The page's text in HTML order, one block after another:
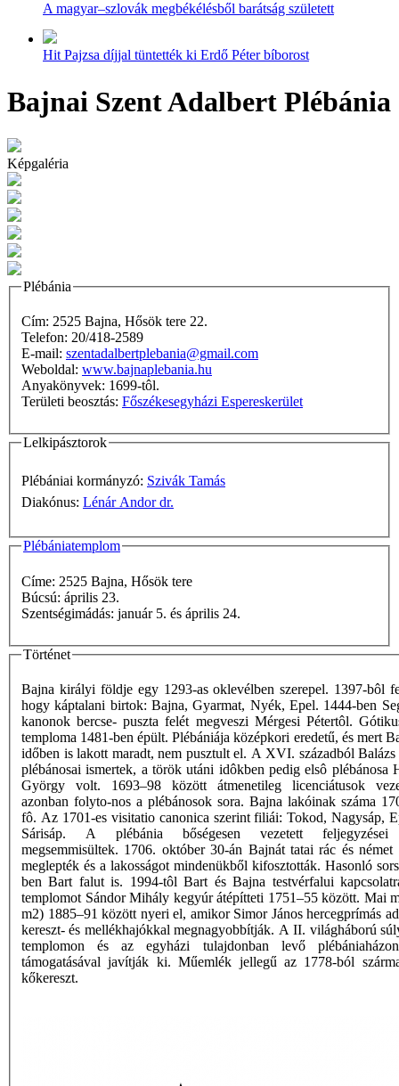
A magyar–szlovák megbékélésből barátság született
Hit Pajzsa díjjal tüntették ki Erdő Péter bíborost
Bajnai Szent Adalbert Plébánia
Képgaléria
Plébánia
Cím: 2525 Bajna, Hősök tere 22.
Telefon: 20/418-2589
E-mail: szentadalbertplebania@gmail.com
Weboldal: www.bajnaplebania.hu
Anyakönyvek: 1699-tôl.
Területi beosztás: Főszékesegyházi Espereskerület
Lelkipásztorok
Plébániai kormányzó: Szivák Tamás
Diakónus: Lénár Andor dr.
Plébániatemplom
Címe: 2525 Bajna, Hősök tere
Búcsú: április 23.
Szentségimádás: január 5. és április 24.
Történet
Bajna királyi földje egy 1293-as oklevélben szerepel. 1397-bôl
hogy káptalani birtok: Bajna, Gyarmat, Nyék, Epel. 1444-ben
kanonok bercse- puszta felét megveszi Mérgesi Pétertôl.
temploma 1481-ben épült. Plébániája középkori eredetű, és mert
időben is lakott maradt, nem pusztult el. A XVI. századból Balázs
plébánosai ismertek, a török utáni idôkben pedig elsô plébánosa
György volt. 1693–98 között átmenetileg licenciátusok
azonban folyto-nos a plébánosok sora. Bajna lakóinak száma
fô. Az 1701-es visitatio canonica szerint filiái: Tokod, Nagysáp,
Sárisáp. A plébánia bőségesen vezetett feljegyzései
megsemmisültek. 1706. október 30-án Bajnát tatai rác és német
meglepték és a lakosságot mindenükből kifosztották. Hasonló
ben Bart falut is. 1994-tôl Bart és Bajna testvérfalui
templomot Sándor Mihály kegyúr átépítteti 1751–55 között. Mai
m2) 1885–91 között nyeri el, amikor Simor János hercegprímás
kereszt- és mellékhajókkal megnagyobbítják. A II. világháború
templomon és az egyházi tulajdonban levő
támogatásával javítják ki. Műemlék jellegű az 1778-ból
kőkereszt.